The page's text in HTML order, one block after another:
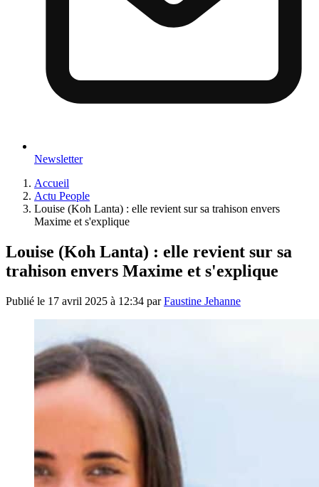
Newsletter
Accueil
Actu People
Louise (Koh Lanta) : elle revient sur sa trahison envers
Maxime et s'explique
Louise (Koh Lanta) : elle revient sur sa
trahison envers Maxime et s'explique
Publié le 17 avril 2025 à 12:34 parFaustine Jehanne